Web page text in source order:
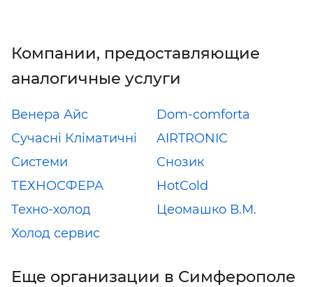
Компании, предоставляющие
аналогичные услуги
Венера Айс
Dom-comforta
Сучасні Кліматичні
Системи
AIRTRONIC
Снозик
ТЕХНОСФЕРА
HotCold
Техно-холод
Цеомашко В.М.
Холод сервис
Еще организации в Симферополе